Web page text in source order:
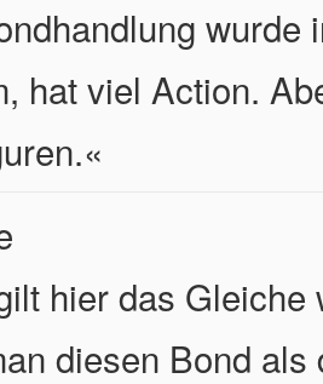
hat viel Action.
hier das
diesen Bond